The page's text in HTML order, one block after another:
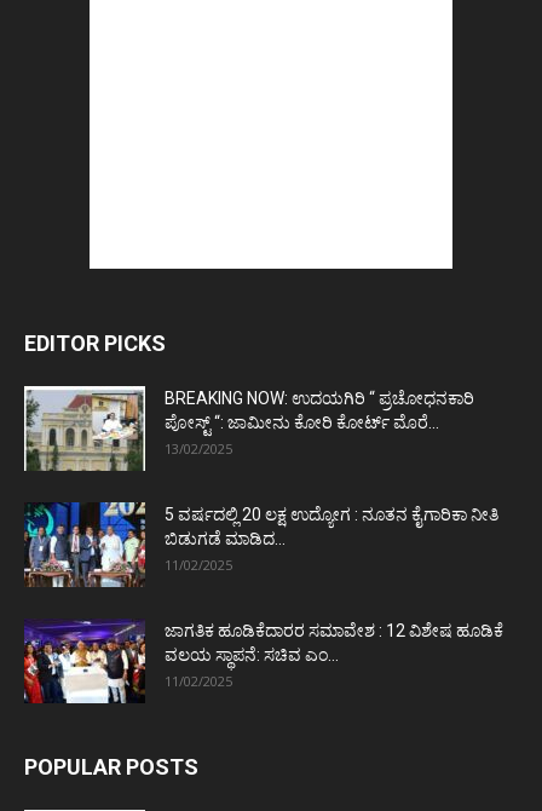
EDITOR PICKS
BREAKING NOW: ಉದಯಗಿರಿ “ ಪ್ರಚೋಧನಕಾರಿ
ಪೋಸ್ಟ್‌ “: ಜಾಮೀನು ಕೋರಿ ಕೋರ್ಟ್‌ ಮೊರೆ...
13/02/2025
5 ವರ್ಷದಲ್ಲಿ 20 ಲಕ್ಷ ಉದ್ಯೋಗ : ನೂತನ ಕೈಗಾರಿಕಾ ನೀತಿ
ಬಿಡುಗಡೆ ಮಾಡಿದ...
11/02/2025
ಜಾಗತಿಕ ಹೂಡಿಕೆದಾರರ ಸಮಾವೇಶ : 12 ವಿಶೇಷ ಹೂಡಿಕೆ
ವಲಯ ಸ್ಥಾಪನೆ: ಸಚಿವ ಎಂ...
11/02/2025
POPULAR POSTS